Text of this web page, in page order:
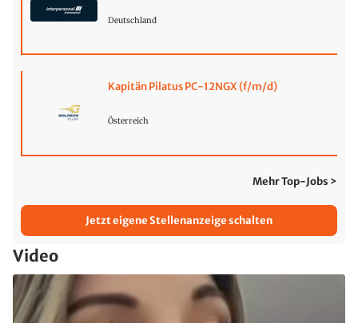
Deutschland
Kapitän Pilatus PC-12NGX (f/m/d)
Österreich
Mehr Top-Jobs >
Jetzt eigene Stellenanzeige schalten
Video